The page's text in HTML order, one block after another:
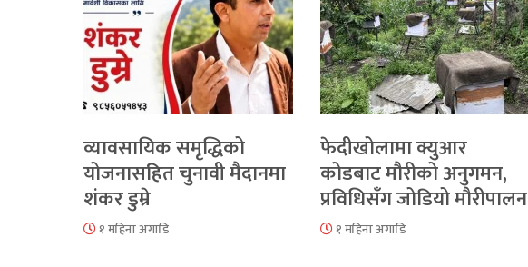
व्यावसायिक समृद्धिको
योजनासहित चुनावी मैदानमा
शंकर डुम्रे
१ महिना अगाडि
फेदीखोलामा क्युआर
कोडबाट मौरीको अनुगमन,
प्रविधिसँग जोडियो मौरीपालन
१ महिना अगाडि